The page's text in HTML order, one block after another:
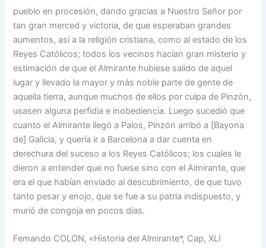
pueblo en procesión, dando gracias a Nuestro Señor por
tan gran merced y victoria, de que esperaban grandes
aumentos, así a la religión cristiana, como al estado de los
Reyes Católicos; todos los vecinos hacían gran misterio y
estimación de que el Almi­rante hubiese salido de aquel
lugar y llevado la mayor y más noble parte de gente de
aquella tierra, aunque muchos de ellos por culpa de Pinzón,
usasen alguna perfidia e inobediencia. Luego su­cedió que
cuanto el Almirante llegó a Palos, Pin­zón arribó a [Bayona
de] Galicia, y quería ir a Barcelona a dar cuenta en
derechura del suceso a los Reyes Católicos; los cuales le
dieron a entender que no fuese sino con el Almirante, que
era el que habían enviado al descubrimiento, de que tuvo
tanto pesar y enojo, que se fue a su patria indis­puesto, y
murió de congoja en pocos días.
Femando COLON, «Historia del Almirante*, Cap, XLI